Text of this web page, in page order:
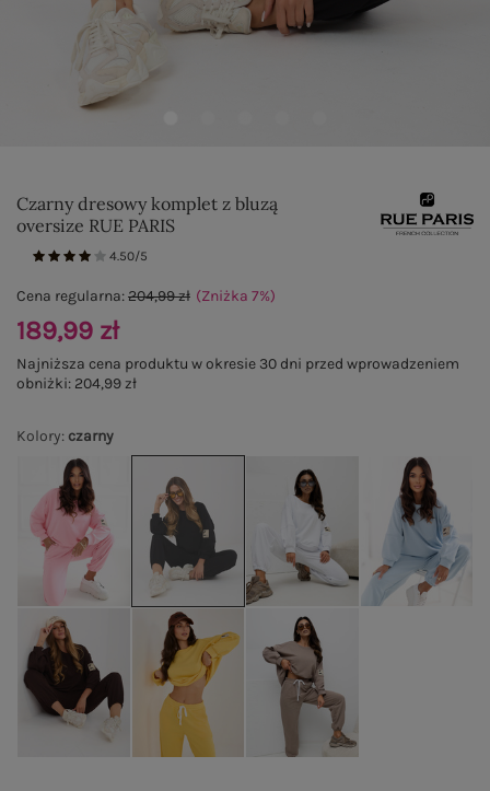
Czarny dresowy komplet z bluzą
oversize RUE PARIS
4.50/5
Kolory: czarny
Cena regularna:204,99 zł (Zniżka 7%)
189,99 zł
Najniższa cena produktu w okresie 30 dni przed wprowadzeniem
obniżki: 204,99 zł